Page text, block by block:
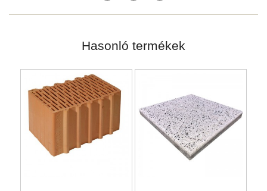
Hasonló termékek